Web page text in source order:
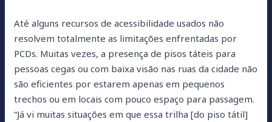
Até alguns recursos de acessibilidade usados não
resolvem totalmente as limitações enfrentadas por
PCDs. Muitas vezes, a presença de pisos táteis para
pessoas cegas ou com baixa visão nas ruas da cidade não
são eficientes por estarem apenas em pequenos
trechos ou em locais com pouco espaço para passagem.
“Já vi muitas situações em que essa trilha [do piso tátil]